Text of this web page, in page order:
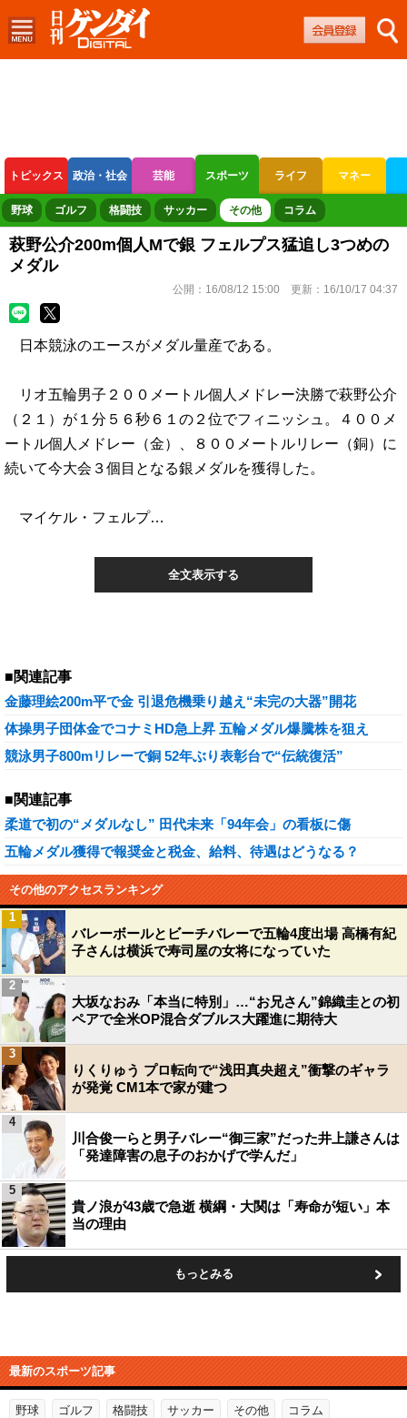
トピックス 政治・社会 芸能 スポーツ ライフ マネー
ボートレース 競輪 オートレース
野球 ゴルフ 格闘技 サッカー その他 コラム
萩野公介200m個人Mで銀 フェルプス猛追し3つめの
メダル
公開： 16/08/12 15:00 更新： 16/10/17 04:37
日本競泳のエースがメダル量産である。
リオ五輪男子２００メートル個人メドレー決勝で萩野公介
（２１）が１分５６秒６１の２位でフィニッシュ。４００メ
ートル個人メドレー（金）、８００メートルリレー（銅）に
続いて今大会３個目となる銀メダルを獲得した。
マイケル・フェルプ…
全文表示する
■関連記事
金藤理絵200m平で金 引退危機乗り越え“未完の大器”開花
体操男子団体金でコナミHD急上昇 五輪メダル爆騰株を狙え
競泳男子800mリレーで銅 52年ぶり表彰台で“伝統復活”
■関連記事
柔道で初の“メダルなし” 田代未来「94年会」の看板に傷
五輪メダル獲得で報奨金と税金、給料、待遇はどうなる？
その他のアクセスランキング
バレーボールとビーチバレーで五輪4度出場 高橋有紀
子さんは横浜で寿司屋の女将になっていた
1
大坂なおみ「本当に特別」…“お兄さん”錦織圭との初
ペアで全米OP混合ダブルス大躍進に期待大
2
りくりゅう プロ転向で“浅田真央超え”衝撃のギャラ
が発覚 CM1本で家が建つ
3
川合俊一らと男子バレー“御三家”だった井上謙さんは
「発達障害の息子のおかげで学んだ」
4
貴ノ浪が43歳で急逝 横綱・大関は「寿命が短い」本
当の理由
5
もっとみる
最新のスポーツ記事
野球 ゴルフ 格闘技 サッカー その他 コラム